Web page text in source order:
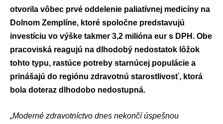
otvorila vôbec prvé oddelenie paliatívnej medicíny na
Dolnom Zemplíne, ktoré spoločne predstavujú
investíciu vo výške takmer 3,2 milióna eur s DPH. Obe
pracoviská reagujú na dlhodobý nedostatok lôžok
tohto typu, rastúce potreby starnúcej populácie a
prinášajú do regiónu zdravotnú starostlivosť, ktorá
bola doteraz dlhodobo nedostupná.
„Moderné zdravotníctvo dnes nekončí úspešnou